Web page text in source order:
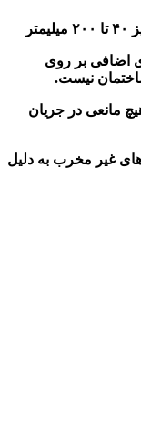
اضافی بر روی
نیست.
مانعی در جریان
های غیر مخرب به دلیل